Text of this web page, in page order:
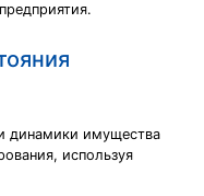
динамики имущества
используя